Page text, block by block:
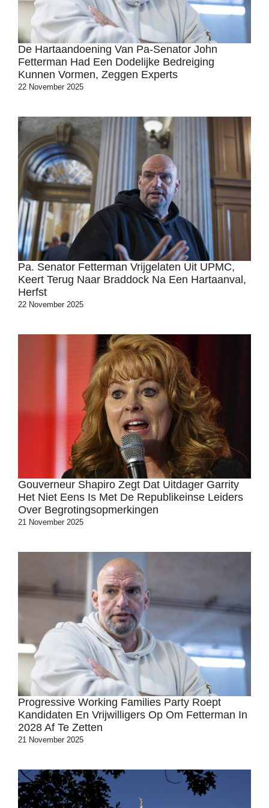
De Hartaandoening Van Pa-Senator John
Fetterman Had Een Dodelijke Bedreiging
Kunnen Vormen, Zeggen Experts
22 November 2025
Pa. Senator Fetterman Vrijgelaten Uit UPMC,
Keert Terug Naar Braddock Na Een Hartaanval,
Herfst
22 November 2025
Gouverneur Shapiro Zegt Dat Uitdager Garrity
Het Niet Eens Is Met De Republikeinse Leiders
Over Begrotingsopmerkingen
21 November 2025
Progressive Working Families Party Roept
Kandidaten En Vrijwilligers Op Om Fetterman In
2028 Af Te Zetten
21 November 2025